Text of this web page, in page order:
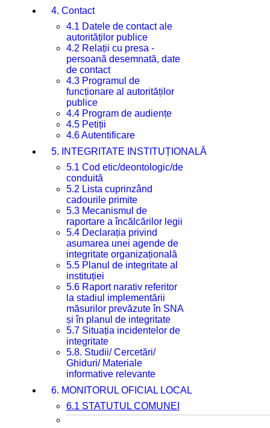
4. Contact
4.1 Datele de contact ale
autorităților publice
4.2 Relații cu presa -
persoană desemnată, date
de contact
4.3 Programul de
funcționare al autorităților
publice
4.4 Program de audiențe
4.5 Petiții
4.6 Autentificare
5. INTEGRITATE INSTITUȚIONALĂ
5.1 Cod etic/deontologic/de
conduită
5.2 Lista cuprinzând
cadourile primite
5.3 Mecanismul de
raportare a încălcărilor legii
5.4 Declarația privind
asumarea unei agende de
integritate organizațională
5.5 Planul de integritate al
instituției
5.6 Raport narativ referitor
la stadiul implementării
măsurilor prevăzute în SNA
și în planul de integritate
5.7 Situația incidentelor de
integritate
5.8. Studii/ Cercetări/
Ghiduri/ Materiale
informative relevante
6. MONITORUL OFICIAL LOCAL
6.1 STATUTUL COMUNEI